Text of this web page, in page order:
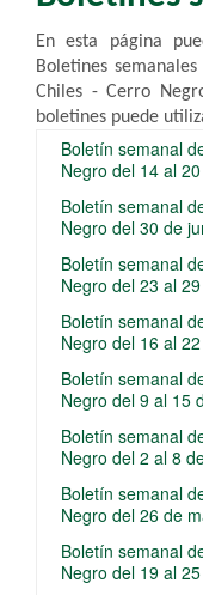
​En esta página
Boletines
Chiles - Cerro
boletines puede
Boletín semanal
Negro del 14 al
Boletín semanal
Negro del 30 de
Boletín semanal
Negro del 23 al
Boletín semanal
Negro del 16 al
Boletín semanal
Negro del 9 al 15
Boletín semanal
Negro del 2 al 8
Boletín semanal
Negro del 26 de
Boletín semanal
Negro del 19 al